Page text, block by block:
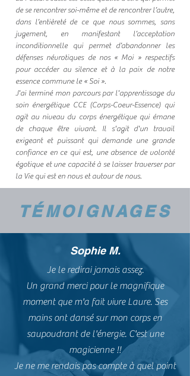
de se rencontrer soi-même et de rencontrer l’autre,
dans l’entièreté de ce que nous sommes, sans
jugement, en manifestant l’acceptation
inconditionnelle qui permet d’abandonner les
défenses névrotiques de nos « Moi » respectifs
pour accéder au silence et à la paix de notre
essence commune le « Soi ».
J'ai terminé mon parcours par l'apprentissage du
soin énergétique CCE (Corps-Coeur-Essence) qui
agit au niveau du corps énergétique qui émane
de chaque être vivant. Il s'agit d'un travail
exigeant et puissant qui demande une grande
confiance en ce qui est, une absence de volonté
égotique et une capacité à se laisser traverser par
la Vie qui est en nous et autour de nous.
TÉMOIGNAGES
Sophie M.
Je le redirai jamais assez.
Un grand merci pour le magnifique
moment que m'a fait vivre Laure. Ses
mains ont dansé sur mon corps en
saupoudrant de l'énergie. C'est une
magicienne !!
Je ne me rendais pas compte à quel point